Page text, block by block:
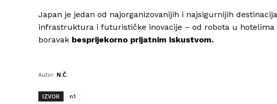
Japan je jedan od najorganizovanijih i najsigurnijih
infrastruktura i futurističke inovacije – od robota u hotelima
boravak besprijekorno prijatnim iskustvom.
Autor: N.Č.
IZVOR n1